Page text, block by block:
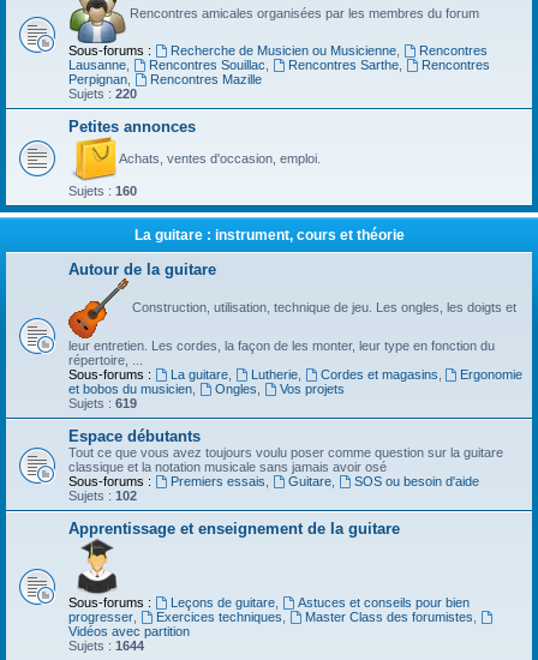
Rencontres amicales organisées par les membres du forum
Sous-forums : Recherche de Musicien ou Musicienne,
Rencontres
Lausanne
Rencontres Souillac Rencontres Sarthe,
Rencontres
Perpignan
Rencontres Mazille
Sujets : 220
Petites annonces
Achats, ventes d'occasion, emploi.
Sujets : 160
La guitare : instrument, cours et théorie
Autour de la guitare
Construction, utilisation, technique de jeu. Les ongles, les doigts et
leur entretien. Les cordes, la façon de les monter, leur type en fonction du
répertoire, ...
Sous-forums :
La guitare, Lutherie, Cordes et magasins
Ergonomie
et bobos du musicien
Ongles
Vos projets
Sujets : 619
Espace débutants
Tout ce que vous avez toujours voulu poser comme question sur la guitare
classique et la notation musicale sans jamais avoir osé
Sous-forums :
Premiers essais Guitare,
SOS ou besoin d'aide
Sujets : 102
Apprentissage et enseignement de la guitare
Sous-forums : Leçons de guitare,
Astuces et conseils pour bien
progresser
Exercices techniques Master Class des forumistes
Vidéos avec partition
Sujets : 1644